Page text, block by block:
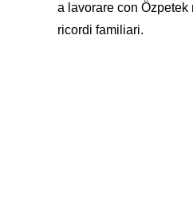
a lavorare con Özpetek
ricordi familiari.